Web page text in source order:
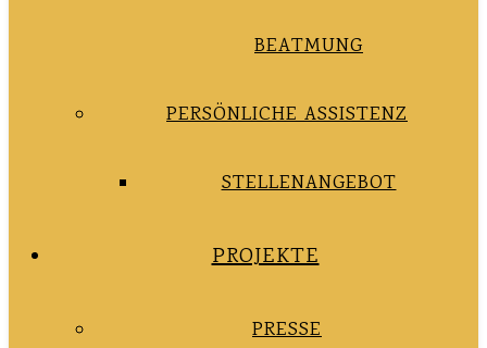
BEATMUNG
PERSÖNLICHE ASSISTENZ
STELLENANGEBOT
PROJEKTE
PRESSE